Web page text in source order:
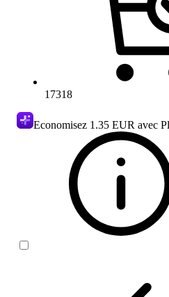
17318
Economisez 1.35 EUR avec